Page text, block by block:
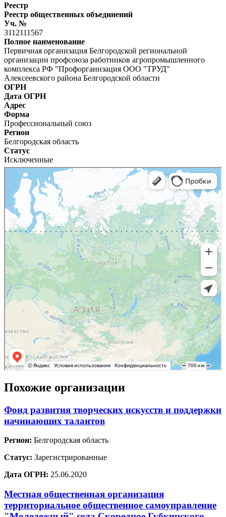
Реестр
Реестр общественных объединений
Уч. №
3112111567
Полное наименование
Первичная организация Белгородской региональной
организации профсоюза работников агропромышленного
комплекса РФ "Профорганизация ООО "ТРУД"
Алексеевского района Белгородской области
ОГРН
Дата ОГРН
Адрес
Форма
Профессиональный союз
Регион
Белгородская область
Статус
Исключенные
Похожие организации
Фонд развития творческих искусств и поддержки
начинающих талантов
Регион: Белгородская область
Статус: Зарегистрированные
Дата ОГРН: 25.06.2020
Местная общественная организация
территориальное общественное самоуправление